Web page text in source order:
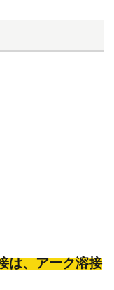
は、アーク溶接